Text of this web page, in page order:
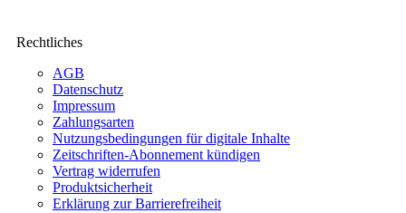
Rechtliches
AGB
Datenschutz
Impressum
Zahlungsarten
Nutzungsbedingungen für digitale Inhalte
Zeitschriften-Abonnement kündigen
Vertrag widerrufen
Produktsicherheit
Erklärung zur Barrierefreiheit